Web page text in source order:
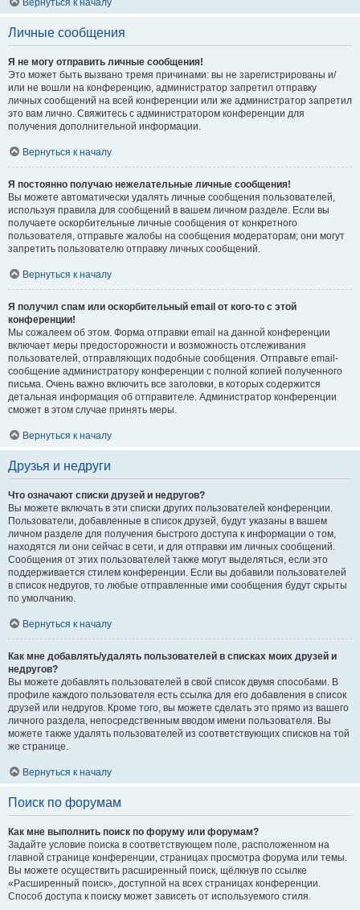
Вернуться к началу
Личные сообщения
Я не могу отправить личные сообщения!
Это может быть вызвано тремя причинами: вы не зарегистрированы и/
или не вошли на конференцию, администратор запретил отправку
личных сообщений на всей конференции или же администратор запретил
это вам лично. Свяжитесь с администратором конференции для
получения дополнительной информации.
Вернуться к началу
Я постоянно получаю нежелательные личные сообщения!
Вы можете автоматически удалять личные сообщения пользователей,
используя правила для сообщений в вашем личном разделе. Если вы
получаете оскорбительные личные сообщения от конкретного
пользователя, отправьте жалобы на сообщения модераторам; они могут
запретить пользователю отправку личных сообщений.
Вернуться к началу
Я получил спам или оскорбительный email от кого-то с этой
конференции!
Мы сожалеем об этом. Форма отправки email на данной конференции
включает меры предосторожности и возможность отслеживания
пользователей, отправляющих подобные сообщения. Отправьте email-
сообщение администратору конференции с полной копией полученного
письма. Очень важно включить все заголовки, в которых содержится
детальная информация об отправителе. Администратор конференции
сможет в этом случае принять меры.
Вернуться к началу
Друзья и недруги
Что означают списки друзей и недругов?
Вы можете включать в эти списки других пользователей конференции.
Пользователи, добавленные в список друзей, будут указаны в вашем
личном разделе для получения быстрого доступа к информации о том,
находятся ли они сейчас в сети, и для отправки им личных сообщений.
Сообщения от этих пользователей также могут выделяться, если это
поддерживается стилем конференции. Если вы добавили пользователей
в список недругов, то любые отправленные ими сообщения будут скрыты
по умолчанию.
Вернуться к началу
Как мне добавлять/удалять пользователей в списках моих друзей и
недругов?
Вы можете добавлять пользователей в свой список двумя способами. В
профиле каждого пользователя есть ссылка для его добавления в список
друзей или недругов. Кроме того, вы можете сделать это прямо из вашего
личного раздела, непосредственным вводом имени пользователя. Вы
можете также удалять пользователей из соответствующих списков на той
же странице.
Вернуться к началу
Поиск по форумам
Как мне выполнить поиск по форуму или форумам?
Задайте условие поиска в соответствующем поле, расположенном на
главной странице конференции, страницах просмотра форума или темы.
Вы можете осуществить расширенный поиск, щёлкнув по ссылке
«Расширенный поиск», доступной на всех страницах конференции.
Способ доступа к поиску может зависеть от используемого стиля.